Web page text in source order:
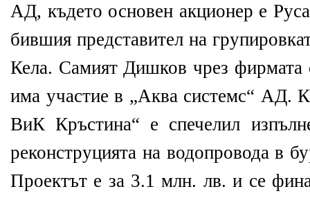
АД, където основен акционер е
бившия представител на
Кела. Самият Дишков чрез
има участие в „Аква системс“ АД.
ВиК Кръстина“ е спечелил
реконструцията на водопровода в
Проектът е за 3.1 млн. лв. и се